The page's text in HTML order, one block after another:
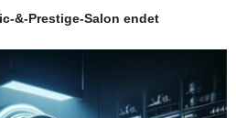
&-Prestige-Salon endet